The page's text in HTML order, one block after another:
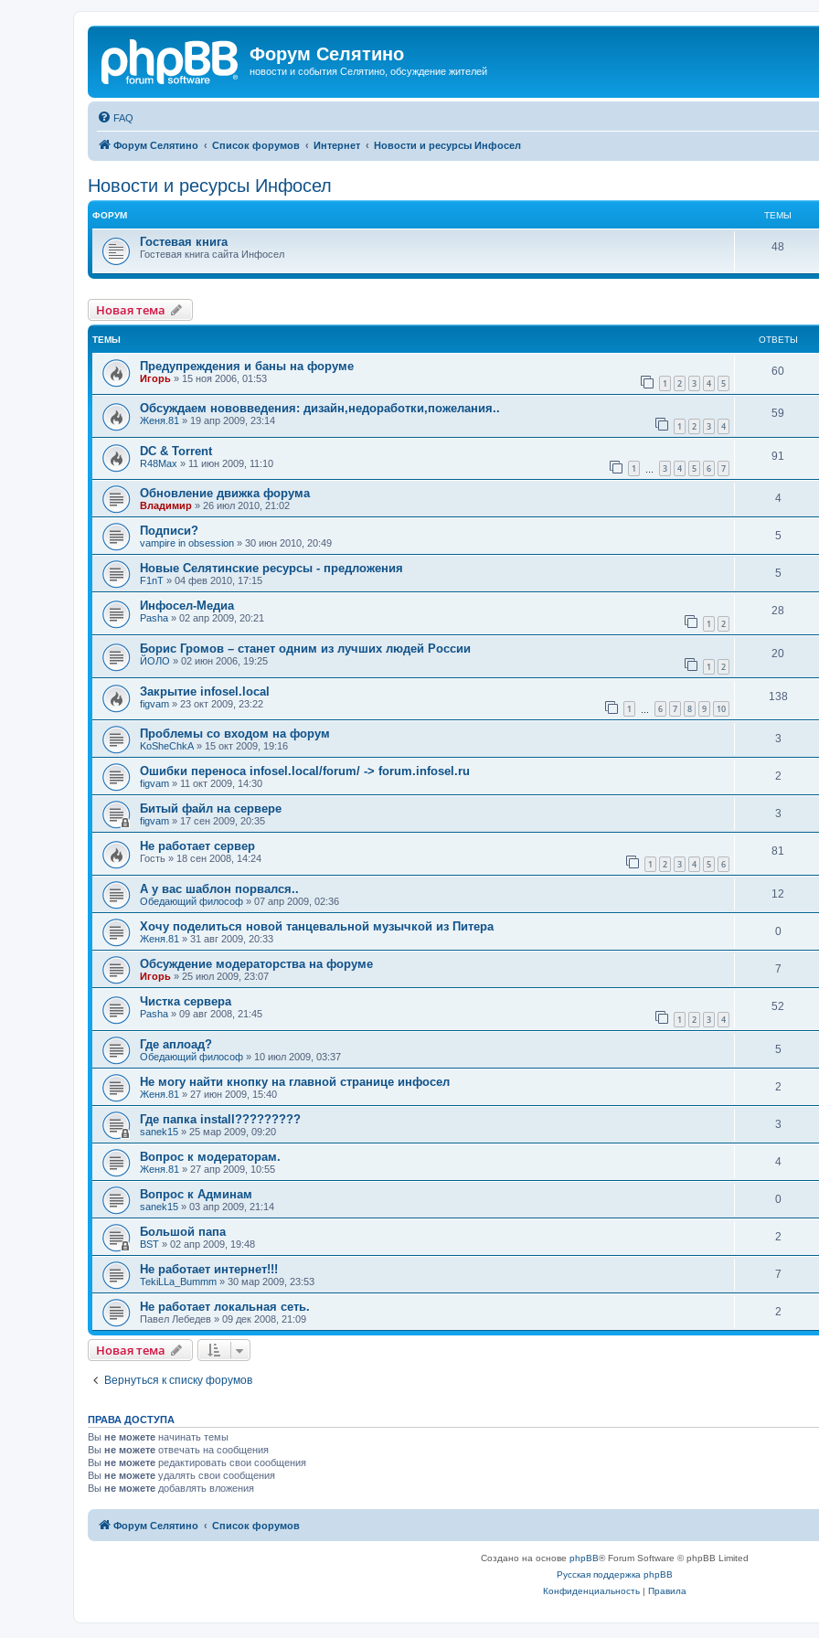
Форум Селятино
новости и события Селятино, обсуждение жителей
FAQ
Форум Селятино Список форумов Интернет Новости и ресурсы Инфосел
Новости и ресурсы Инфосел
ФОРУМ ТЕМЫ
Гостевая книга
Гостевая книга сайта Инфосел
48
Новая тема
ТЕМЫ ОТВЕТЫ
Предупреждения и баны на форуме
Игорь » 15 ноя 2006, 01:53 1 2 3 4 5
60
Обсуждаем нововведения: дизайн,недоработки,пожелания..
Женя.81 » 19 апр 2009, 23:14 1 2 3 4
59
DC & Torrent
R48Max » 11 июн 2009, 11:10 1 3 4 5 6 7
91
Обновление движка форума
Владимир » 26 июл 2010, 21:02
4
Подписи?
vampire in obsession » 30 июн 2010, 20:49
5
Новые Селятинские ресурсы - предложения
F1nT » 04 фев 2010, 17:15
5
Инфосел-Медиа
Pasha » 02 апр 2009, 20:21 1 2
28
Борис Громов – станет одним из лучших людей России
ЙОЛО » 02 июн 2006, 19:25 1 2
20
Закрытие infosel.local
figvam » 23 окт 2009, 23:22 1 6 7 8 9 10
138
Проблемы со входом на форум
KoSheChkA » 15 окт 2009, 19:16
3
Ошибки переноса infosel.local/forum/ -> forum.infosel.ru
figvam » 11 окт 2009, 14:30
2
Битый файл на сервере
figvam » 17 сен 2009, 20:35
3
Не работает сервер
Гость » 18 сен 2008, 14:24 1 2 3 4 5 6
81
А у вас шаблон порвался..
Обедающий философ » 07 апр 2009, 02:36
12
Хочу поделиться новой танцевальной музычкой из Питера
Женя.81 » 31 авг 2009, 20:33
0
Обсуждение модераторства на форуме
Игорь » 25 июл 2009, 23:07
7
Чистка сервера
Pasha » 09 авг 2008, 21:45 1 2 3 4
52
Где аплоад?
Обедающий философ » 10 июл 2009, 03:37
5
Не могу найти кнопку на главной странице инфосел
Женя.81 » 27 июн 2009, 15:40
2
Где папка install?????????
sanek15 » 25 мар 2009, 09:20
3
Вопрос к модераторам.
Женя.81 » 27 апр 2009, 10:55
4
Вопрос к Админам
sanek15 » 03 апр 2009, 21:14
0
Большой папа
BST » 02 апр 2009, 19:48
2
Не работает интернет!!!
TekiLLa_Bummm » 30 мар 2009, 23:53
7
Не работает локальная сеть.
Павел Лебедев » 09 дек 2008, 21:09
2
Новая тема
Вернуться к списку форумов
ПРАВА ДОСТУПА
Вы не можете начинать темы
Вы не можете отвечать на сообщения
Вы не можете редактировать свои сообщения
Вы не можете удалять свои сообщения
Вы не можете добавлять вложения
Форум Селятино Список форумов
Создано на основе phpBB® Forum Software © phpBB Limited
Русская поддержка phpBB
Конфиденциальность| Правила